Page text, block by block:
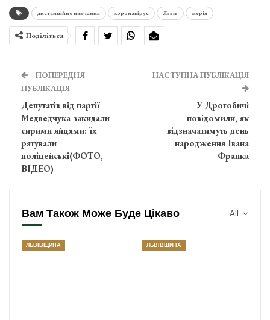
дистанційне навчання коронавірус Львів мерія
Поділіться
ПОПЕРЕДНЯ
ПУБЛІКАЦІЯ
Депутатів від партії
Медведчука закидали
сирими яйцями: їх
рятували
поліцейські(ФОТО,
ВІДЕО)
НАСТУПНА ПУБЛІКАЦІЯ
У Дрогобичі
повідомили, як
відзначатимуть день
народження Івана
Франка
All
Вам Також Може Буде Цікаво
ЛЬВІВЩИНА ЛЬВІВЩИНА